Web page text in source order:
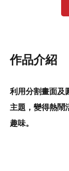
作品介紹
利用分割畫面及
主題，變得熱鬧
趣味。